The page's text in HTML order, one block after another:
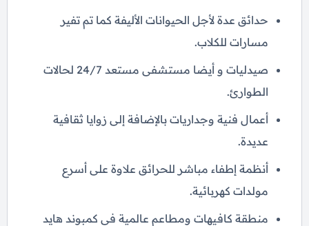
حدائق عدة لأجل الحيوانات الأليفة كما تم تفير
مسارات للكلاب.
صيدليات و أيضا مستشفى مستعد 24/7 لحالات
الطوارئ.
أعمال فنية وجداريات بالإضافة إلى زوايا ثقافية
عديدة.
أنظمة إطفاء مباشر للحرائق علاوة على أسرع
مولدات كهربائية.
منطقة كافيهات ومطاعم عالمية في كمبوند هايد